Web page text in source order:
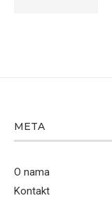
META
O nama
Kontakt